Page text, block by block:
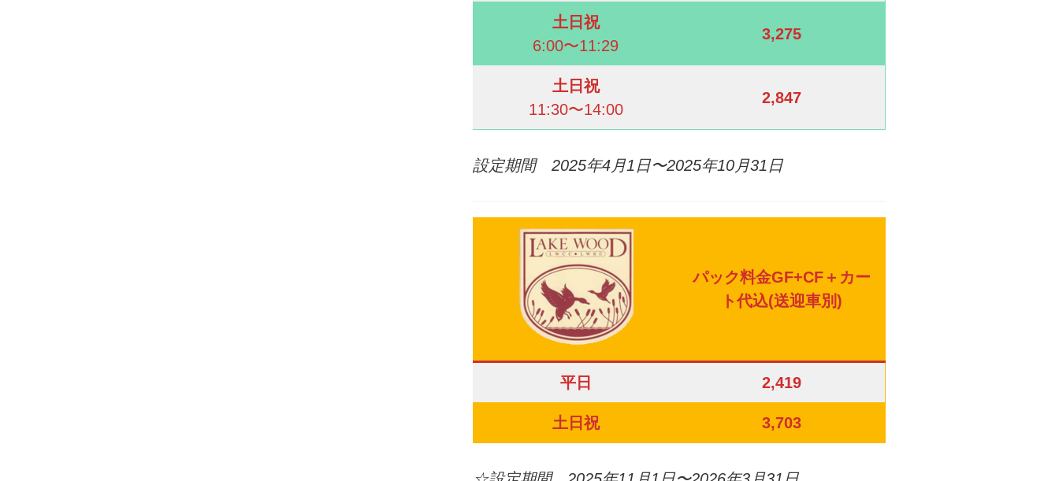
土日祝
6:00〜11:29
3,275
土日祝
11:30〜14:00
2,847
設定期間 2025年4月1日〜2025年10月31日
パック料金GF+CF＋カー
ト代込(送迎車別)
平日 2,419
土日祝 3,703